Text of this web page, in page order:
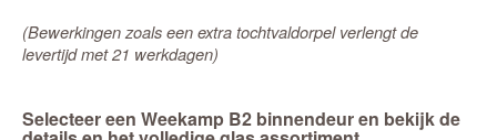
(Bewerkingen zoals een extra tochtvaldorpel verlengt de
levertijd met 21 werkdagen)
Selecteer een Weekamp B2 binnendeur en bekijk de